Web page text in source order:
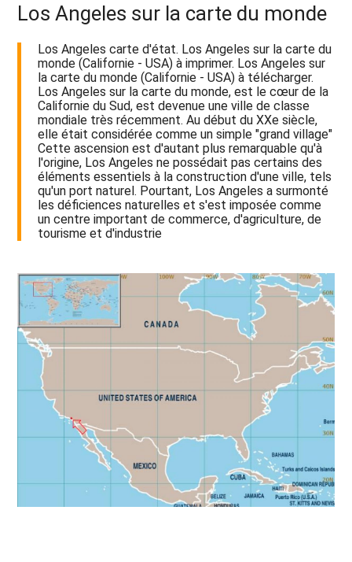
Los Angeles sur la carte du monde
Los Angeles carte d'état. Los Angeles sur la carte du
monde (Californie - USA) à imprimer. Los Angeles sur
la carte du monde (Californie - USA) à télécharger.
Los Angeles sur la carte du monde, est le cœur de la
Californie du Sud, est devenue une ville de classe
mondiale très récemment. Au début du XXe siècle,
elle était considérée comme un simple "grand village"
Cette ascension est d'autant plus remarquable qu'à
l'origine, Los Angeles ne possédait pas certains des
éléments essentiels à la construction d'une ville, tels
qu'un port naturel. Pourtant, Los Angeles a surmonté
les déficiences naturelles et s'est imposée comme
un centre important de commerce, d'agriculture, de
tourisme et d'industrie